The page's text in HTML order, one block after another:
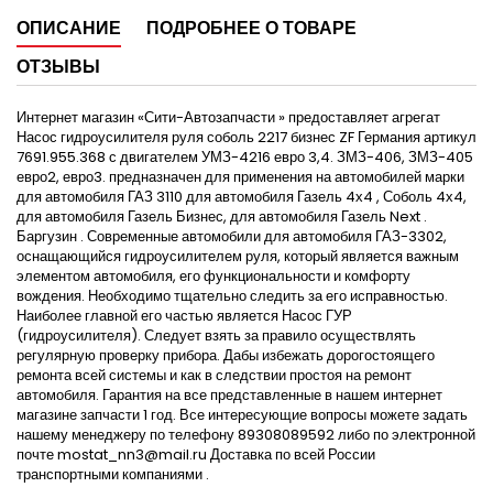
ОПИСАНИЕ
ПОДРОБНЕЕ О ТОВАРЕ
ОТЗЫВЫ
Интернет магазин «Сити-Автозапчасти » предоставляет агрегат
Насос гидроусилителя руля соболь 2217 бизнес ZF Германия артикул
7691.955.368 с двигателем УМЗ-4216 евро 3,4. ЗМЗ-406, ЗМЗ-405
евро2, евро3. предназначен для применения на автомобилей марки
для автомобиля ГАЗ 3110 для автомобиля Газель 4х4 , Соболь 4х4,
для автомобиля Газель Бизнес, для автомобиля Газель Next .
Баргузин . Современные автомобили для автомобиля ГАЗ-3302,
оснащающийся гидроусилителем руля, который является важным
элементом автомобиля, его функциональности и комфорту
вождения. Необходимо тщательно следить за его исправностью.
Наиболее главной его частью является Насос ГУР
(гидроусилителя). Следует взять за правило осуществлять
регулярную проверку прибора. Дабы избежать дорогостоящего
ремонта всей системы и как в следствии простоя на ремонт
автомобиля. Гарантия на все представленные в нашем интернет
магазине запчасти 1 год. Все интересующие вопросы можете задать
нашему менеджеру по телефону 89308089592 либо по электронной
почте mostat_nn3@mail.ru Доставка по всей России
транспортными компаниями .